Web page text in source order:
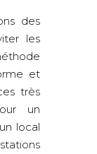
des
les
et
très
un
local